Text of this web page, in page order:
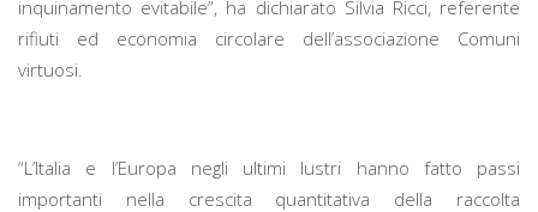
inquinamento evitabile”, ha dichiarato Silvia Ricci, referente
rifiuti ed economia circolare dell’associazione Comuni
virtuosi.
“L’Italia e l’Europa negli ultimi lustri hanno fatto passi
importanti nella crescita quantitativa della raccolta